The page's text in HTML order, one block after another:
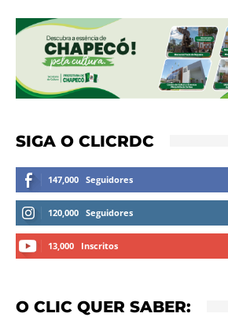
SIGA O CLICRDC
147,000 Seguidores
120,000 Seguidores
13,000 Inscritos
O CLIC QUER SABER: